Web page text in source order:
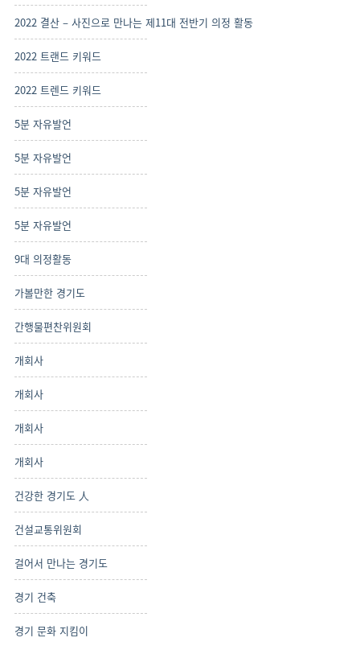
2022 결산 – 사진으로 만나는 제11대 전반기 의정 활동
2022 트랜드 키워드
2022 트렌드 키워드
5분 자유발언
5분 자유발언
5분 자유발언
5분 자유발언
9대 의정활동
가볼만한 경기도
간행물편찬위원회
개회사
개회사
개회사
개회사
건강한 경기도 人
건설교통위원회
걸어서 만나는 경기도
경기 건축
경기 문화 지킴이